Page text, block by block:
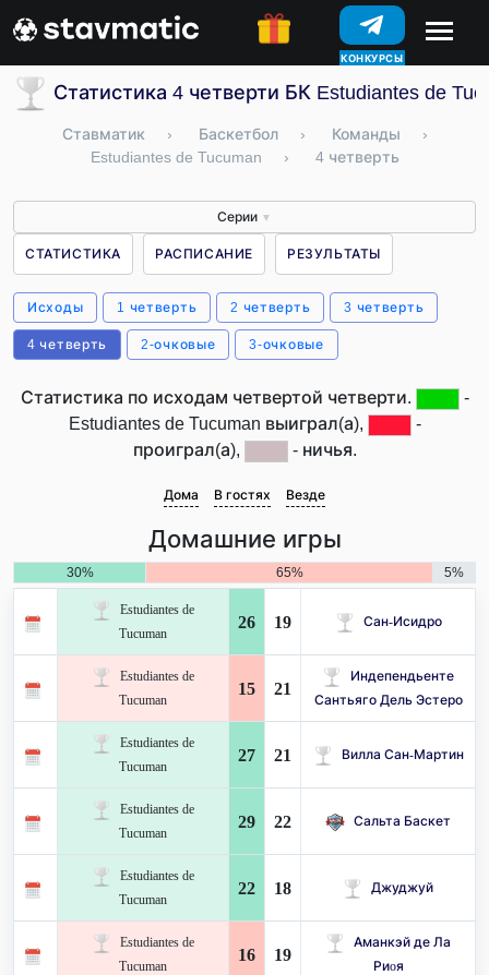
КОНКУРСЫ
Статистика 4 четверти БК Estudiantes de
Ставматик › Баскетбол › Команды
›
Estudiantes de Tucuman
› 4 четверть
Серии ▼
СТАТИСТИКА РАСПИСАНИЕ РЕЗУЛЬТАТЫ
Исходы 1 четверть 2 четверть 3 четверть
4 четверть 2-очковые 3-очковые
Статистика по исходам четвертой четверти.
-
Estudiantes de Tucuman выиграл(а),
-
проиграл(а),
- ничья.
Дома В гостях Везде
Домашние игры
30% 65% 5%
Estudiantes de
Tucuman
26 19 Сан-Исидро
Estudiantes de
Tucuman
15 21
Индепендьенте
Сантьяго Дель Эстеро
Estudiantes de
Tucuman
27 21 Вилла Сан-Мартин
Estudiantes de
Tucuman
29 22 Сальта Баскет
Estudiantes de
Tucuman
22 18 Джуджуй
Estudiantes de
Tucuman
16 19
Аманкэй де Ла
Риoя